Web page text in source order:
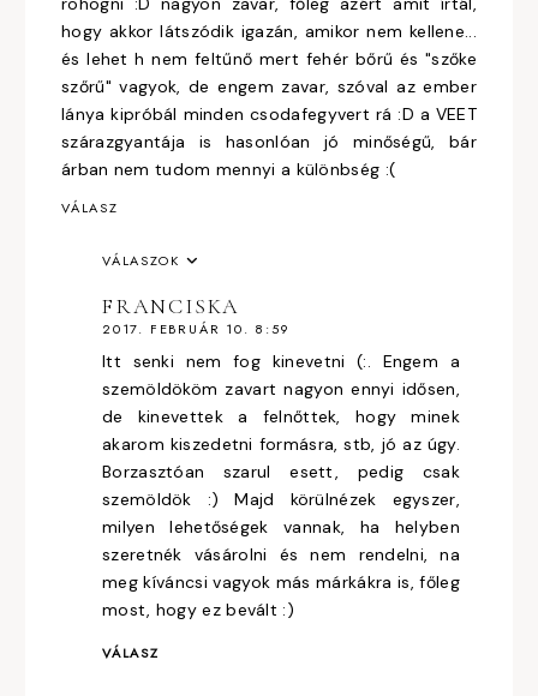
hogy akkor látszódik igazán, amikor nem kellene...
és lehet h nem feltűnő mert fehér bőrű és "szőke
szőrű" vagyok, de engem zavar, szóval az ember
lánya kipróbál minden csodafegyvert rá :D a VEET
szárazgyantája is hasonlóan jó minőségű, bár
árban nem tudom mennyi a különbség :(
VÁLASZ
VÁLASZOK
FRANCISKA
2017. FEBRUÁR 10. 8:59
Itt senki nem fog kinevetni (:. Engem a
szemöldököm zavart nagyon ennyi idősen,
de kinevettek a felnőttek, hogy minek
akarom kiszedetni formásra, stb, jó az úgy.
Borzasztóan szarul esett, pedig csak
szemöldök :) Majd körülnézek egyszer,
milyen lehetőségek vannak, ha helyben
szeretnék vásárolni és nem rendelni, na
meg kíváncsi vagyok más márkákra is, főleg
most, hogy ez bevált :)
VÁLASZ